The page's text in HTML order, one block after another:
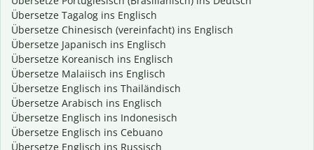
Übersetze Tagalog ins Englisch
Übersetze Chinesisch (vereinfacht) ins Englisch
Übersetze Japanisch ins Englisch
Übersetze Koreanisch ins Englisch
Übersetze Malaiisch ins Englisch
Übersetze Englisch ins Thailändisch
Übersetze Arabisch ins Englisch
Übersetze Englisch ins Indonesisch
Übersetze Englisch ins Cebuano
Übersetze Englisch ins Russisch